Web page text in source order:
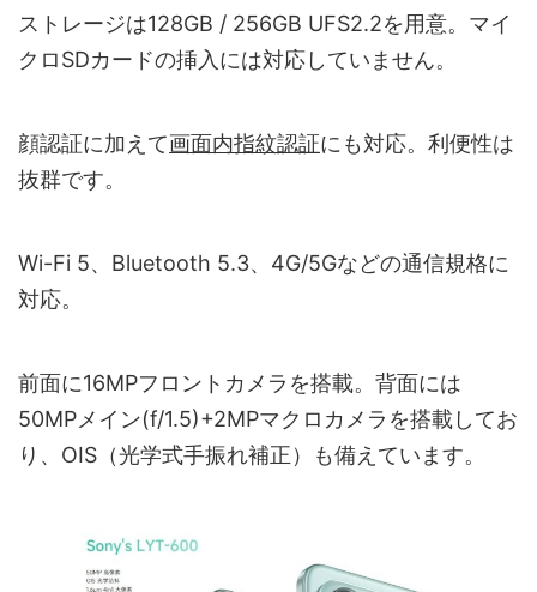
ストレージは128GB / 256GB UFS2.2を用意。マイ
クロSDカードの挿入には対応していません。
顔認証に加えて画面内指紋認証にも対応。利便性は
抜群です。
Wi-Fi 5、Bluetooth 5.3、4G/5Gなどの通信規格に
対応。
前面に16MPフロントカメラを搭載。背面には
50MPメイン(f/1.5)+2MPマクロカメラを搭載してお
り、OIS（光学式手振れ補正）も備えています。